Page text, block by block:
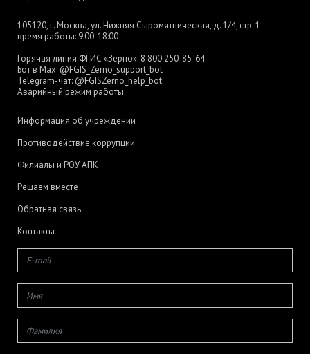
105120, г. Москва, ул. Нижняя Сыромятническая, д. 1/4, стр. 1
время работы: 9:00-18:00
Горячая линия ФГИС «Зерно»: 8 800 250-85-64
Бот в Max: @FGIS_Zerno_support_bot
Telegram-чат: @FGISZerno_help_bot
Аварийный режим работы
Информация об учреждении
Противодействие коррупции
Филиалы и РОУ АПК
Решаем вместе
Обратная связь
Контакты